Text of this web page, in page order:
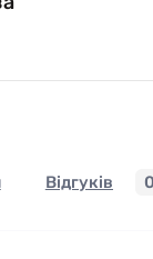
Відгуків 0